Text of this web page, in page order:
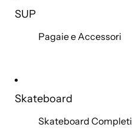
SUP
Pagaie e Accessori
Skateboard
Skateboard Completi